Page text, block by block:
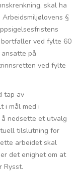
skal ha
§
ved fylte 60
på
ved fylte
tap av
i mål med i
å nedsette et utvalg
tilslutning for
arbeidet skal
det enighet om at
Rysst.